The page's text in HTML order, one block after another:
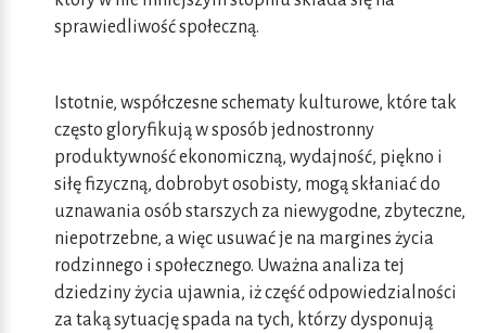
sprawiedliwość społeczną.
Istotnie, współczesne schematy kulturowe, które tak
często gloryfikują w sposób jednostronny
produktywność ekonomiczną, wydajność, piękno i
siłę fizyczną, dobrobyt osobisty, mogą skłaniać do
uznawania osób starszych za niewygodne, zbyteczne,
niepotrzebne, a więc usuwać je na margines życia
rodzinnego i społecznego. Uważna analiza tej
dziedziny życia ujawnia, iż część odpowiedzialności
za taką sytuację spada na tych, którzy dysponują